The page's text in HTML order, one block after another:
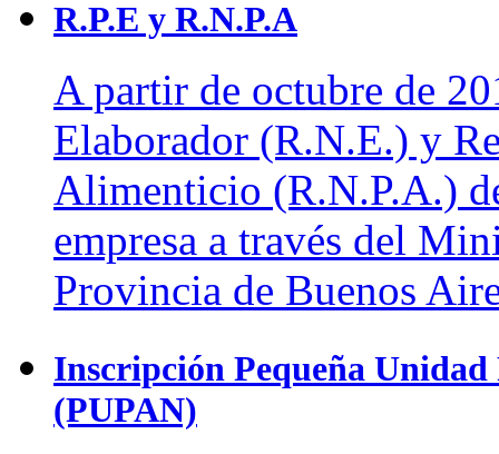
R.P.E y R.N.P.A
A partir de octubre de
Elaborador (R.N.E.) y
Alimenticio (R.N.P.A.)
empresa a través del
Provincia de Buenos
Inscripción Pequeña
(PUPAN)